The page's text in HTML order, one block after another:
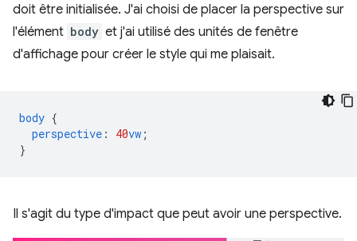
doit être initialisée. J'ai choisi de placer la perspective sur
l'élément body et j'ai utilisé des unités de fenêtre
d'affichage pour créer le style qui me plaisait.
body {
perspective : 40vw ;
}
Il s'agit du type d'impact que peut avoir une perspective.